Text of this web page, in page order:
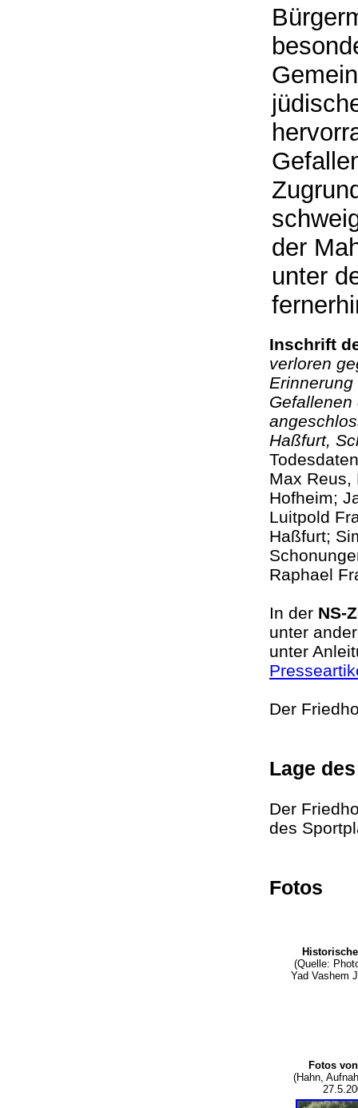
der
unter
Inschrift
verloren
Haßfurt,
Max Reus,
Hofheim;
Luitpold
Haßfurt;
Raphael
In der NS-
unter
unter
Der
Lage
Der
des
Fotos
(Quelle:
Yad Vashem
Fotos
(Hahn,